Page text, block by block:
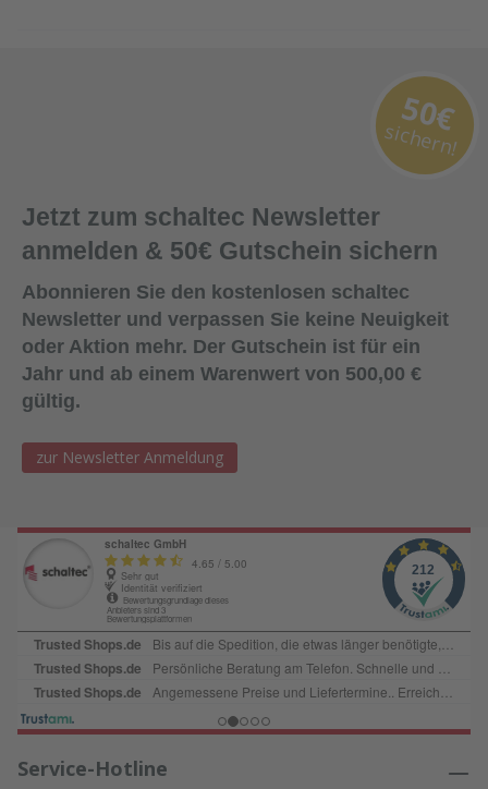
Jetzt zum schaltec Newsletter
anmelden & 50€ Gutschein sichern
Abonnieren Sie den kostenlosen schaltec
Newsletter und verpassen Sie keine Neuigkeit
oder Aktion mehr. Der Gutschein ist für ein
Jahr und ab einem Warenwert von 500,00 €
gültig.
zur Newsletter Anmeldung
50€
sichern!
Service-Hotline